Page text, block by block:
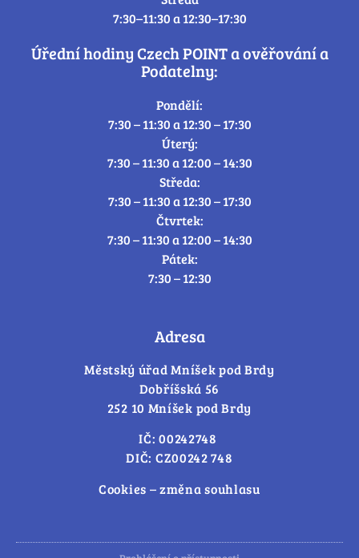
7:30–11:30 a 12:30–17:30
Úřední hodiny Czech POINT a ověřování a
Podatelny:
Pondělí:
7:30 – 11:30 a 12:30 – 17:30
Úterý:
7:30 – 11:30 a 12:00 – 14:30
Středa:
7:30 – 11:30 a 12:30 – 17:30
Čtvrtek:
7:30 – 11:30 a 12:00 – 14:30
Pátek:
7:30 – 12:30
Adresa
Městský úřad Mníšek pod Brdy
Dobříšská 56
252 10 Mníšek pod Brdy
IČ: 00242748
DIČ: CZ00242 748
Cookies – změna souhlasu